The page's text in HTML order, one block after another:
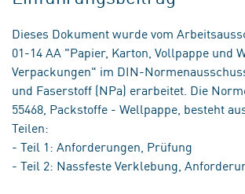
Dieses Dokument wurde vom
01-14 AA "Papier, Karton, Vollpappe und
Verpackungen" im DIN-
und Faserstoff (NPa) erarbeitet. Die
55468, Packstoffe - Wellpappe, besteht
Teilen:
- Teil 1: Anforderungen, Prüfung
- Teil 2: Nassfeste Verklebung,